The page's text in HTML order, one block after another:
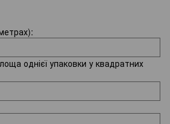
однієї упаковки у квадратних